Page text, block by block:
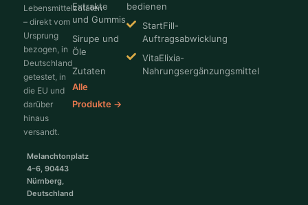
Lebensmittelzutaten
– direkt vom
Ursprung
bezogen, in
Deutschland
getestet, in
die EU und
darüber
hinaus
versandt.
Melanchtonplatz
4–6, 90443
Nürnberg,
Deutschland
Extrakte
und Gummis
Sirupe und
Öle
Zutaten
Alle
Produkte →
bedienen
StartFill-
Auftragsabwicklung
VitaElixia-
Nahrungsergänzungsmittel